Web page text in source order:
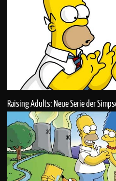
Raising Adults: Neue Serie der